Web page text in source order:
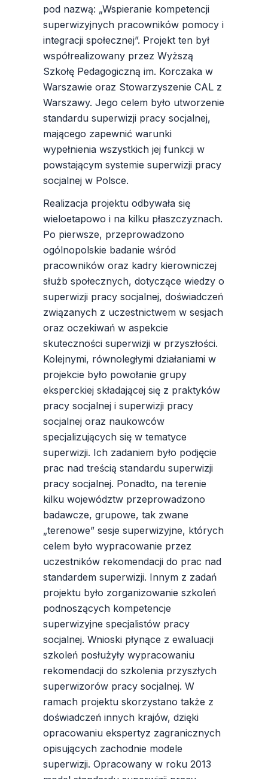
pod nazwą: „Wspieranie kompetencji
superwizyjnych pracowników pomocy i
integracji społecznej”. Projekt ten był
współrealizowany przez Wyższą
Szkołę Pedagogiczną im. Korczaka w
Warszawie oraz Stowarzyszenie CAL z
Warszawy. Jego celem było utworzenie
standardu superwizji pracy socjalnej,
mającego zapewnić warunki
wypełnienia wszystkich jej funkcji w
powstającym systemie superwizji pracy
socjalnej w Polsce.
Realizacja projektu odbywała się
wieloetapowo i na kilku płaszczyznach.
Po pierwsze, przeprowadzono
ogólnopolskie badanie wśród
pracowników oraz kadry kierowniczej
służb społecznych, dotyczące wiedzy o
superwizji pracy socjalnej, doświadczeń
związanych z uczestnictwem w sesjach
oraz oczekiwań w aspekcie
skuteczności superwizji w przyszłości.
Kolejnymi, równoległymi działaniami w
projekcie było powołanie grupy
eksperckiej składającej się z praktyków
pracy socjalnej i superwizji pracy
socjalnej oraz naukowców
specjalizujących się w tematyce
superwizji. Ich zadaniem było podjęcie
prac nad treścią standardu superwizji
pracy socjalnej. Ponadto, na terenie
kilku województw przeprowadzono
badawcze, grupowe, tak zwane
„terenowe” sesje superwizyjne, których
celem było wypracowanie przez
uczestników rekomendacji do prac nad
standardem superwizji. Innym z zadań
projektu było zorganizowanie szkoleń
podnoszących kompetencje
superwizyjne specjalistów pracy
socjalnej. Wnioski płynące z ewaluacji
szkoleń posłużyły wypracowaniu
rekomendacji do szkolenia przyszłych
superwizorów pracy socjalnej. W
ramach projektu skorzystano także z
doświadczeń innych krajów, dzięki
opracowaniu ekspertyz zagranicznych
opisujących zachodnie modele
superwizji. Opracowany w roku 2013